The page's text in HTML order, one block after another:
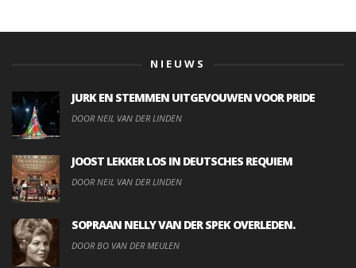
NIEUWS
JURK EN STEMMEN UITGEVOUWEN VOOR PRIDE
DOOR NEIL VAN DER LINDEN
JOOST LEKKER LOS IN DEUTSCHES REQUIEM
DOOR NEIL VAN DER LINDEN
SOPRAAN NELLY VAN DER SPEK OVERLEDEN.
DOOR BO VAN DER MEULEN